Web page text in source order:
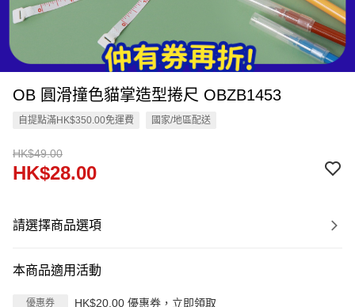
OB 圓滑撞色貓掌造型捲尺 OBZB1453
自提點滿HK$350.00免運費 國家/地區配送
HK$49.00
HK$28.00
請選擇商品選項
本商品適用活動
優惠券 HK$20.00 優惠券，立即領取